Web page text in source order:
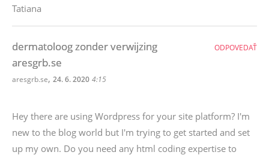
Tatiana
dermatoloog zonder verwijzing
aresgrb.se
aresgrb.se, 24. 6. 2020 4:15
Hey there are using Wordpress for your site platform? I'm
new to the blog world but I'm trying to get started and set
up my own. Do you need any html coding expertise to
ODPOVEDAŤ